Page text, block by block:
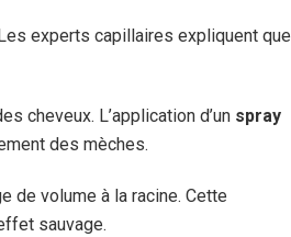
experts capillaires expliquent que
cheveux. L’application d’un spray
des mèches.
de volume à la racine. Cette
sauvage.